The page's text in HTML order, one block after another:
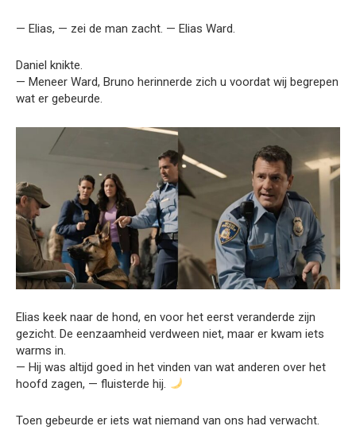
— Elias, — zei de man zacht. — Elias Ward.
Daniel knikte.
— Meneer Ward, Bruno herinnerde zich u voordat wij begrepen
wat er gebeurde.
Elias keek naar de hond, en voor het eerst veranderde zijn
gezicht. De eenzaamheid verdween niet, maar er kwam iets
warms in.
— Hij was altijd goed in het vinden van wat anderen over het
hoofd zagen, — fluisterde hij.
Toen gebeurde er iets wat niemand van ons had verwacht.